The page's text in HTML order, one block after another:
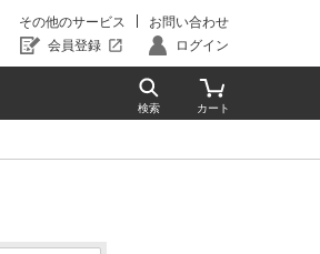
その他のサービス
お問い合わせ
会員登録 ログイン